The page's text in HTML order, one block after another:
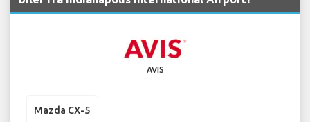
AVIS
Mazda CX-5